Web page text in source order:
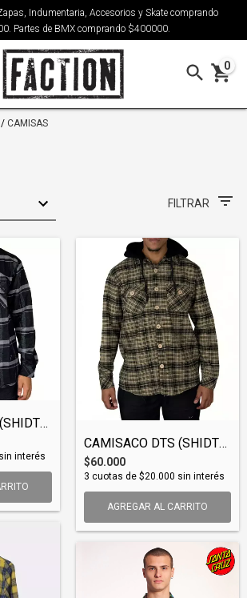
Indumentaria, Accesorios y Skate comprando
Partes de BMX comprando $400000.
0
/ CAMISAS
FILTRAR
CAMISACO DTS (SHIDTS002)
sin interés
CAMISACO DTS (SHIDTS001)
$60.000
3 cuotas de $20.000 sin interés
AGREGAR AL CARRITO